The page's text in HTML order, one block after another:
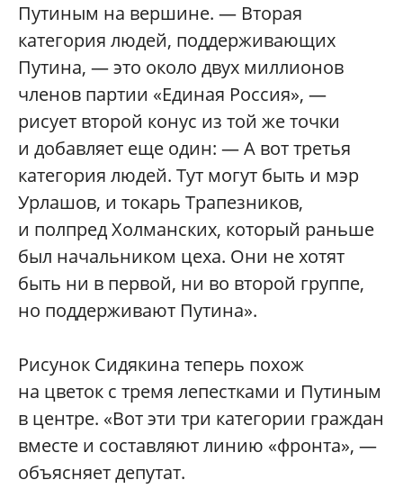
Путиным на вершине. — Вторая
категория людей, поддерживающих
Путина, — это около двух миллионов
членов партии «Единая Россия», —
рисует второй конус из той же точки
и добавляет еще один: — А вот третья
категория людей. Тут могут быть и мэр
Урлашов, и токарь Трапезников,
и полпред Холманских, который раньше
был начальником цеха. Они не хотят
быть ни в первой, ни во второй группе,
но поддерживают Путина».
Рисунок Сидякина теперь похож
на цветок с тремя лепестками и Путиным
в центре. «Вот эти три категории граждан
вместе и составляют линию «фронта», —
объясняет депутат.